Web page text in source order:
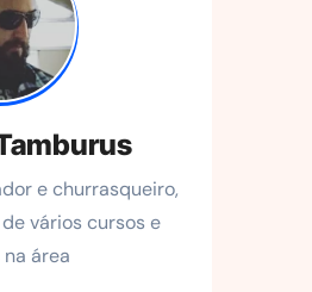
e churrasqueiro,
vários cursos e
área